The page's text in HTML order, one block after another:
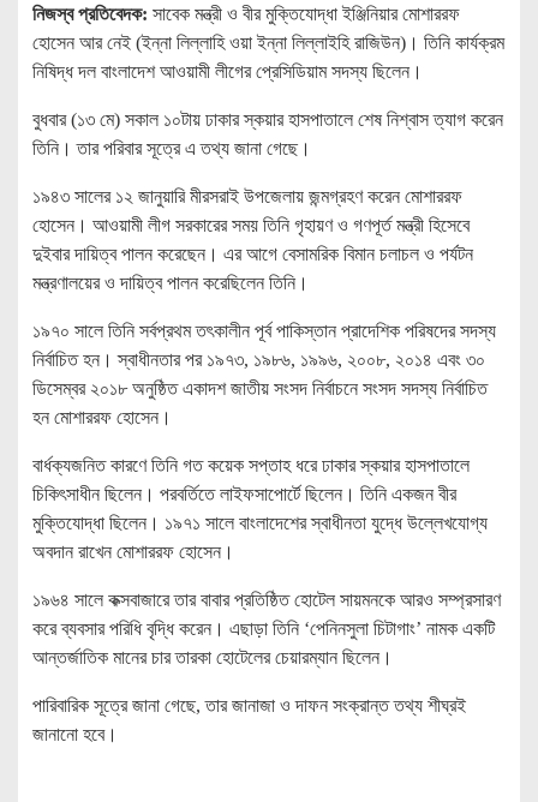
নিজস্ব প্রতিবেদক: সাবেক মন্ত্রী ও বীর মুক্তিযোদ্ধা ইঞ্জিনিয়ার মোশাররফ
হোসেন আর নেই (ইন্না লিল্লাহি ওয়া ইন্না লিল্লাইহি রাজিউন)। তিনি কার্যক্রম
নিষিদ্ধ দল বাংলাদেশ আওয়ামী লীগের প্রেসিডিয়াম সদস্য ছিলেন।
বুধবার (১৩ মে) সকাল ১০টায় ঢাকার স্কয়ার হাসপাতালে শেষ নিশ্বাস ত্যাগ করেন
তিনি। তার পরিবার সূত্রে এ তথ্য জানা গেছে।
১৯৪৩ সালের ১২ জানুয়ারি মীরসরাই উপজেলায় জন্মগ্রহণ করেন মোশাররফ
হোসেন। আওয়ামী লীগ সরকারের সময় তিনি গৃহায়ণ ও গণপূর্ত মন্ত্রী হিসেবে
দুইবার দায়িত্ব পালন করেছেন। এর আগে বেসামরিক বিমান চলাচল ও পর্যটন
মন্ত্রণালয়ের ও দায়িত্ব পালন করেছিলেন তিনি।
১৯৭০ সালে তিনি সর্বপ্রথম তৎকালীন পূর্ব পাকিস্তান প্রাদেশিক পরিষদের সদস্য
নির্বাচিত হন। স্বাধীনতার পর ১৯৭৩, ১৯৮৬, ১৯৯৬, ২০০৮, ২০১৪ এবং ৩০
ডিসেম্বর ২০১৮ অনুষ্ঠিত একাদশ জাতীয় সংসদ নির্বাচনে সংসদ সদস্য নির্বাচিত
হন মোশাররফ হোসেন।
বার্ধক্যজনিত কারণে তিনি গত কয়েক সপ্তাহ ধরে ঢাকার স্কয়ার হাসপাতালে
চিকিৎসাধীন ছিলেন। পরবর্তিতে লাইফসাপোর্টে ছিলেন। তিনি একজন বীর
মুক্তিযোদ্ধা ছিলেন। ১৯৭১ সালে বাংলাদেশের স্বাধীনতা যুদ্ধে উল্লেখযোগ্য
অবদান রাখেন মোশাররফ হোসেন।
১৯৬৪ সালে কক্সবাজারে তার বাবার প্রতিষ্ঠিত হোটেল সায়মনকে আরও সম্প্রসারণ
করে ব্যবসার পরিধি বৃদ্ধি করেন। এছাড়া তিনি ‘পেনিনসুলা চিটাগাং’ নামক একটি
আন্তর্জাতিক মানের চার তারকা হোটেলের চেয়ারম্যান ছিলেন।
পারিবারিক সূত্রে জানা গেছে, তার জানাজা ও দাফন সংক্রান্ত তথ্য শীঘ্রই
জানানো হবে।